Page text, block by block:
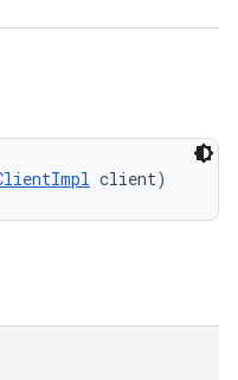
client)